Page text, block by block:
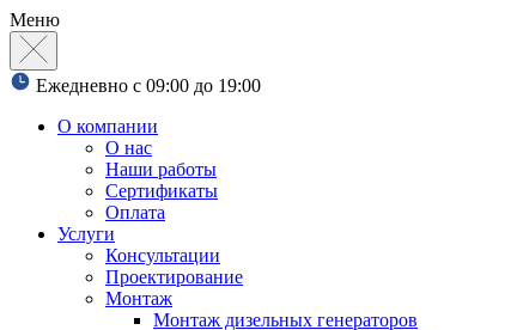
Меню
Ежедневно с 09:00 до 19:00
О компании
О нас
Наши работы
Сертификаты
Оплата
Услуги
Консультации
Проектирование
Монтаж
Монтаж дизельных генераторов